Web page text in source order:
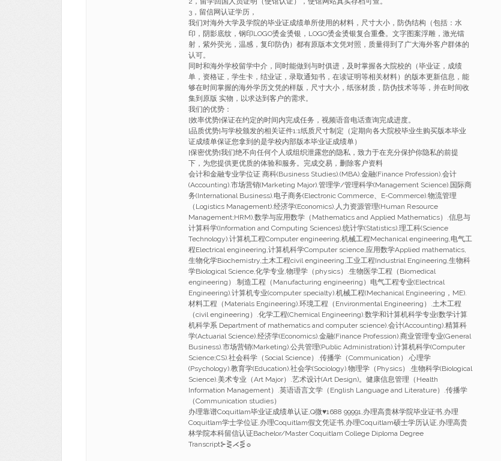
3，留信网认证学历，
我们对海外大学及学院的毕业证成绩单所使用的材料，尺寸大小，防伪结构（包括：水
印，阴影底纹，钢印LOGO烫金烫银，LOGO烫金烫银复合重叠。文字图案浮雕，激光镭
射，紫外荧光，温感，复印防伪）都有原版本文凭对照，质量得到了广大海外客户群体的
认可。
同时和海外学校留学中介，同时能做到与时俱进，及时掌握各大院校的（毕业证，成绩
单，资格证，学生卡，结业证，录取通知书，在读证明等相关材料）的版本更新信息，能
够在时间掌握的海外学历文凭的样版，尺寸大小，纸张材质，防伪技术等等，并在时间收
集到原版 实物，以求达到客户的需求。
我们的优势：
[效率优势]保证在约定的时间内完成任务，视频语音电话查询完成进度。
[品质优势]与学校颁发的相关证件1:1纸质尺寸制定（定期向各大院校毕业生购买版本毕业
证成绩单保证您拿到的是学校内部版本毕业证成绩单）
[保密优势]我们绝不向任何个人或组织泄露您的隐私，致力于在充分保护你隐私的前提
下，为您提供更优质的体验和服务。完成交易，删除客户资料
会计和金融专业学位证 商科(Business Studies).(MBA).金融(Finance Profession).会计
(Accounting).市场营销(Marketing Major).管理学/管理科学(Management Science).国际商
务(International Business).电子商务(Electronic Commerce、E-Commerce).物流管理
（Logistics Management).经济学(Economics).人力资源管理(Human Resource
Management;HRM).数学与应用数学（Mathematics and Applied Mathematics）.信息与
计算科学(Information and Computing Sciences).统计学(Statistics).理工科(Science
Technology).计算机工程Computer engineering,机械工程Mechanical engineering,电气工
程Electrical engineering,计算机科学Computer science,应用数学Applied mathematics,
生物化学Biochemistry,土木工程civil engineering,工业工程Industrial Engineering,生物科
学Biological Science,化学专业,物理学（physics）.生物医学工程（Biomedical
engineering）.制造工程（Manufacturing engineering）电气工程专业(Electrical
Engineering).计算机专业(computer specialty).机械工程(Mechanical Engineering，ME).
材料工程（Materials Engineering).环境工程（Environmental Engineering）.土木工程
（civil engineering）.化学工程(Chemical Engineering).数学和计算机科学专业(数学计算
机科学系 Department of mathematics and computer science).会计(Accounting).精算科
学(Actuarial Science).经济学(Economics).金融(Finance Profession).商业管理专业(General
Business).市场营销(Marketing).公共管理(Public Administration).计算机科学(Computer
Science;CS).社会科学（Social Science）.传播学（Communication）.心理学
(Psychology).教育学(Education).社会学(Sociology).物理学（Physics）.生物科学(Biological
Science).美术专业（Art Major）.艺术设计(Art Design)。健康信息管理（Health
Information Management）.英语语言文学（English Language and Literature）.传播学
（Communication studies）
办理靠谱Coquitlam毕业证成绩单认证,Q微♥1688 99991,办理高贵林学院毕业证书,办理
Coquitlam学士学位证,办理Coquitlam假文凭证书,办理Coquitlam硕士学历认证,办理高贵
林学院本科留信认证Bachelor/Master Coquitlam College Diploma Degree
Transcript⊱⋛⋌⋚☼